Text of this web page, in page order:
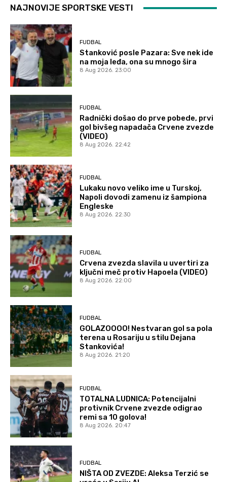
NAJNOVIJE SPORTSKE VESTI
FUDBAL
Stanković posle Pazara: Sve nek ide
na moja leđa, ona su mnogo šira
8 Aug 2026. 23:00
FUDBAL
Radnički došao do prve pobede, prvi
gol bivšeg napadača Crvene zvezde
(VIDEO)
8 Aug 2026. 22:42
FUDBAL
Lukaku novo veliko ime u Turskoj,
Napoli dovodi zamenu iz šampiona
Engleske
8 Aug 2026. 22:30
FUDBAL
Crvena zvezda slavila u uvertiri za
ključni meč protiv Hapoela (VIDEO)
8 Aug 2026. 22:00
FUDBAL
GOLAZOOOO! Nestvaran gol sa pola
terena u Rosariju u stilu Dejana
Stankovića!
8 Aug 2026. 21:20
FUDBAL
TOTALNA LUDNICA: Potencijalni
protivnik Crvene zvezde odigrao
remi sa 10 golova!
8 Aug 2026. 20:47
FUDBAL
NIŠTA OD ZVEZDE: Aleksa Terzić se